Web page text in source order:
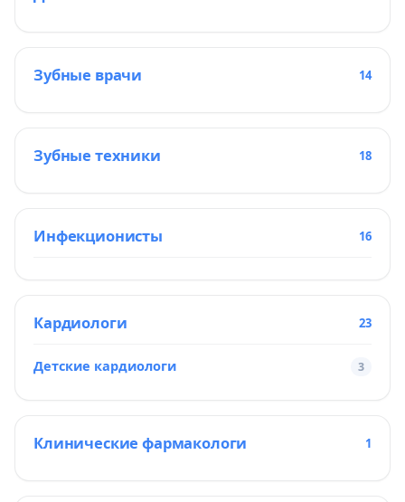
Зубные врачи 14
Зубные техники 18
Инфекционисты 16
Кардиологи 23
Детские кардиологи 3
Клинические фармакологи 1